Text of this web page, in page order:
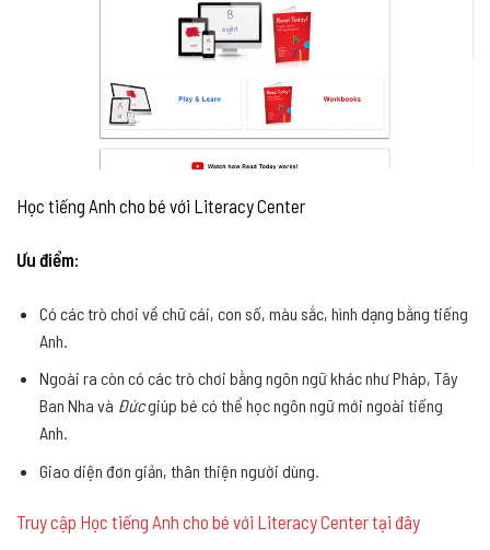
Học tiếng Anh cho bé với Literacy Center
Ưu điểm:
Có các trò chơi về chữ cái, con số, màu sắc, hình dạng bằng tiếng
Anh.
Ngoài ra còn có các trò chơi bằng ngôn ngữ khác như Pháp, Tây
Ban Nha và Đứcgiúp bé có thể học ngôn ngữ mới ngoài tiếng
Anh.
Giao diện đơn giản, thân thiện người dùng.
Truy cập Học tiếng Anh cho bé với Literacy Center tại đây